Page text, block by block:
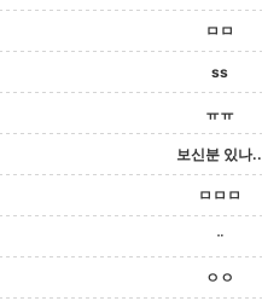
ㅁㅁ
ss
ㅠㅠ
보신분 있나..
ㅁㅁㅁ
ᆢ
ㅇㅇ